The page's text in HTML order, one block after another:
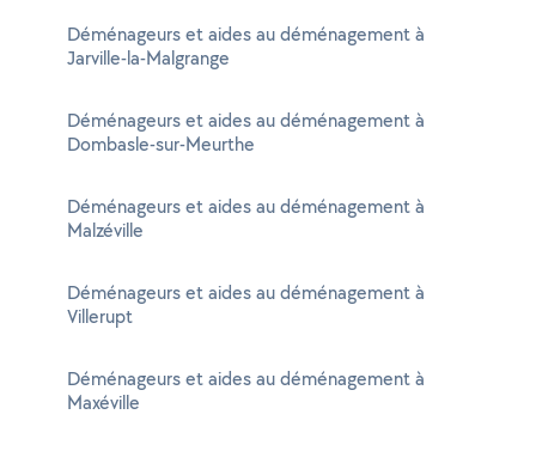
Déménageurs et aides au déménagement à
Jarville-la-Malgrange
Déménageurs et aides au déménagement à
Dombasle-sur-Meurthe
Déménageurs et aides au déménagement à
Malzéville
Déménageurs et aides au déménagement à
Villerupt
Déménageurs et aides au déménagement à
Maxéville